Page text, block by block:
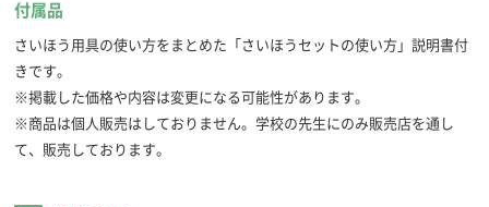
付属品
さいほう用具の使い方をまとめた「さいほうセットの使い方」説明書付
きです。
※掲載した価格や内容は変更になる可能性があります。
※商品は個人販売はしておりません。学校の先生にのみ販売店を通し
て、販売しております。